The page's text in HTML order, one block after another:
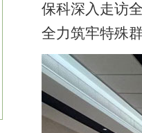
保科深入走访
全力筑牢特殊